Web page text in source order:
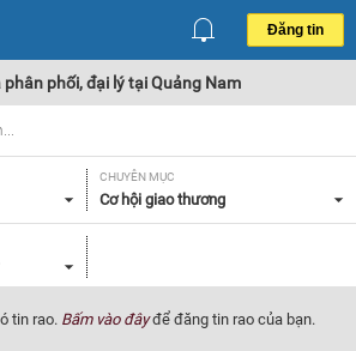
Đăng tin
phân phối, đại lý tại Quảng Nam
CHUYÊN MỤC
Cơ hội giao thương
tin rao. Bấm vào đâyđể đăng tin rao của bạn.